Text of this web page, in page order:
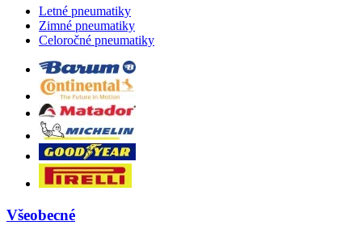
Letné pneumatiky
Zimné pneumatiky
Celoročné pneumatiky
Všeobecné